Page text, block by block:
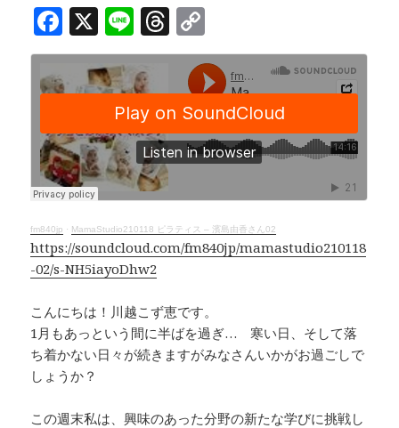
F
a
c
e
b
o
o
k
X Li
n
e
T
h
e
a
d
s
o
p
y
Li
n
k
fm840jp · MamaStudio210118 ピラティス – 濱島由香さん02
https://soundcloud.com/fm840jp/mamastudio210118
-02/s-NH5iayoDhw2
こんにちは！川越こず恵です。
1月もあっという間に半ばを過ぎ… 寒い日、そして落
ち着かない日々が続きますがみなさんいかがお過ごしで
しょうか？
この週末私は、興味のあった分野の新たな学びに挑戦し